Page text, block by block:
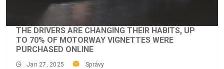
THE DRIVERS ARE CHANGING THEIR HABITS, UP
TO 70% OF MOTORWAY VIGNETTES WERE
PURCHASED ONLINE
Jan 27, 2025 Správy